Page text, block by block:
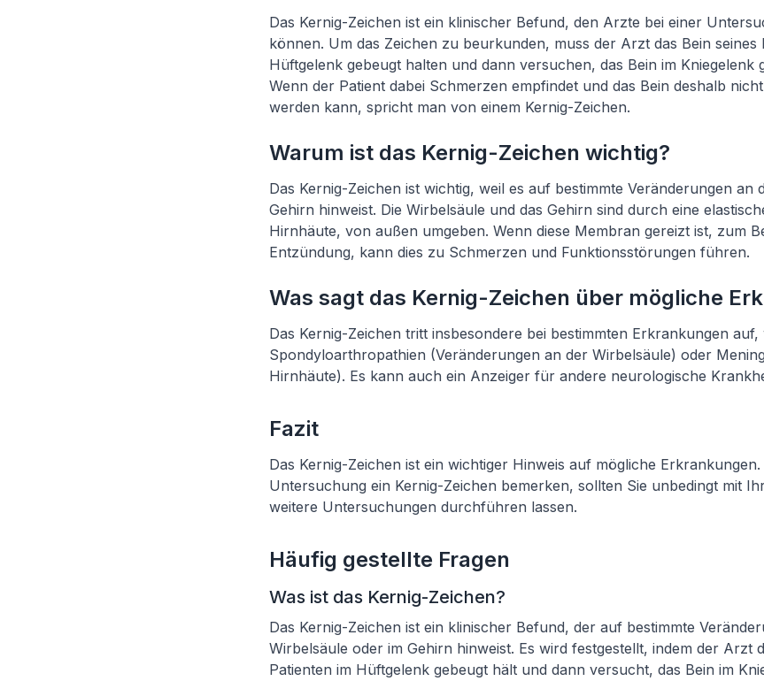
Das Kernig-Zeichen ist ein klinischer Befund, den Arzte bei einer
können. Um das Zeichen zu beurkunden, muss der Arzt das Bein seines
Hüftgelenk gebeugt halten und dann versuchen, das Bein im Kniegelenk
Wenn der Patient dabei Schmerzen empfindet und das Bein deshalb
werden kann, spricht man von einem Kernig-Zeichen.
Warum ist das Kernig-Zeichen wichtig?
Das Kernig-Zeichen ist wichtig, weil es auf bestimmte Veränderungen an
Gehirn hinweist. Die Wirbelsäule und das Gehirn sind durch eine
Hirnhäute, von außen umgeben. Wenn diese Membran gereizt ist, zum
Entzündung, kann dies zu Schmerzen und Funktionsstörungen führen.
Was sagt das Kernig-Zeichen über mögliche
Das Kernig-Zeichen tritt insbesondere bei bestimmten Erkrankungen auf,
Spondyloarthropathien (Veränderungen an der Wirbelsäule) oder
Hirnhäute). Es kann auch ein Anzeiger für andere neurologische
Fazit
Das Kernig-Zeichen ist ein wichtiger Hinweis auf mögliche
Untersuchung ein Kernig-Zeichen bemerken, sollten Sie unbedingt mit
weitere Untersuchungen durchführen lassen.
Häufig gestellte Fragen
Was ist das Kernig-Zeichen?
Das Kernig-Zeichen ist ein klinischer Befund, der auf bestimmte
Wirbelsäule oder im Gehirn hinweist. Es wird festgestellt, indem der Arzt
Patienten im Hüftgelenk gebeugt hält und dann versucht, das Bein im